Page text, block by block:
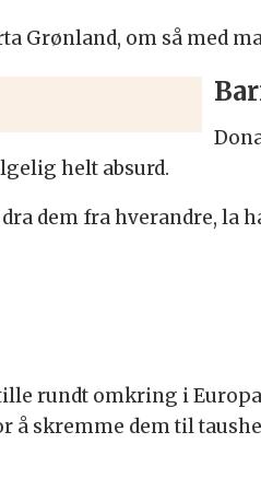
Grønland, om så med
helt absurd.
dem fra hverandre, la
rundt omkring i
å skremme dem til